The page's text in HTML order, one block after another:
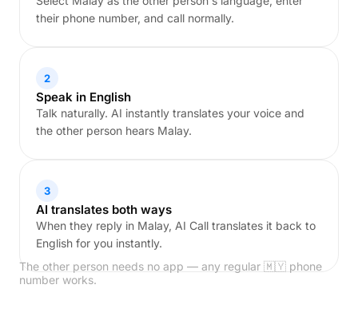
their phone number, and call normally.
2
Speak in English
Talk naturally. AI instantly translates your voice and
the other person hears Malay.
3
AI translates both ways
When they reply in Malay, AI Call translates it back to
English for you instantly.
The other person needs no app — any regular 🇲🇾 phone
number works.